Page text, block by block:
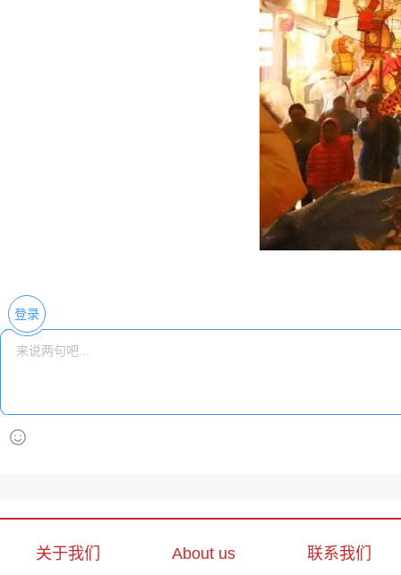
登录
关于我们 About us 联系我们